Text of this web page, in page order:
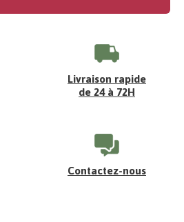
Livraison rapide
de 24 à 72H
Contactez-nous